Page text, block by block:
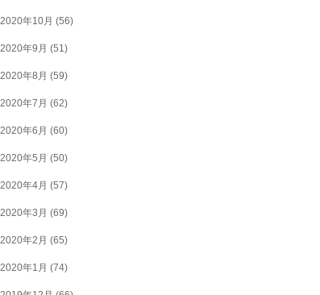
2020年10月 (56)
2020年9月 (51)
2020年8月 (59)
2020年7月 (62)
2020年6月 (60)
2020年5月 (50)
2020年4月 (57)
2020年3月 (69)
2020年2月 (65)
2020年1月 (74)